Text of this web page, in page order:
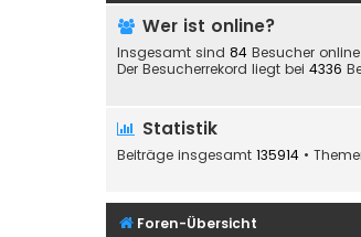
Wer ist online?
Insgesamt sind 84 Besucher
Der Besucherrekord liegt bei 4336
Statistik
Beiträge insgesamt 135914 •
Foren-Übersicht